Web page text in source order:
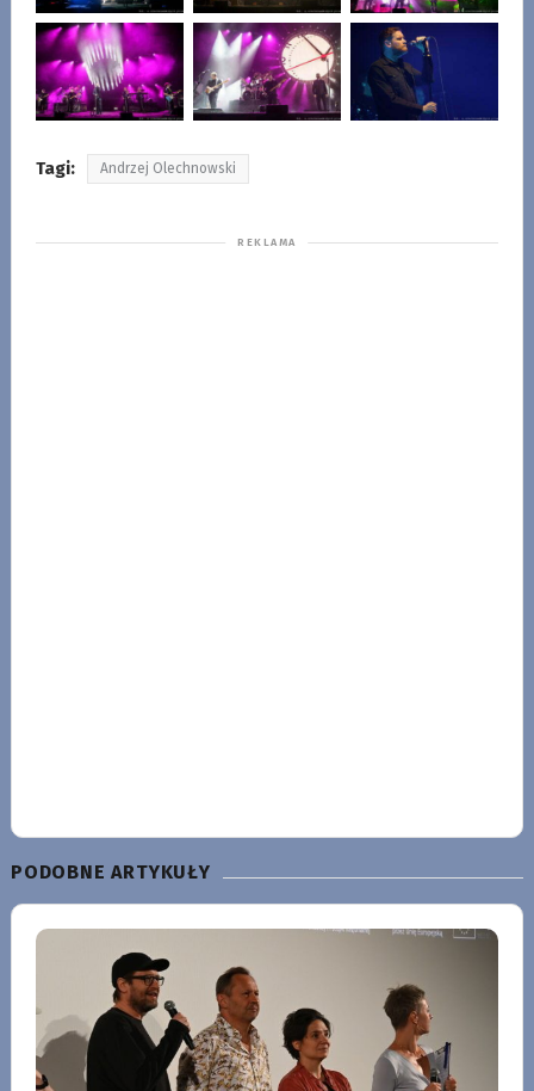
Tagi: Andrzej Olechnowski
PODOBNE ARTYKUŁY